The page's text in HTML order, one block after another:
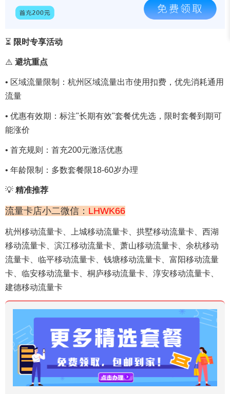
⏳ 限时专享活动
⚠️ 避坑重点
• 区域流量限制：杭州区域流量出市使用扣费，优先消耗通用
流量
• 优惠有效期：标注"长期有效"套餐优先选，限时套餐到期可
能涨价
• 首充规则：首充200元激活优惠
• 年龄限制：多数套餐限18-60岁办理
💡 精准推荐
流量卡店小二微信： LHWK66
杭州移动流量卡、上城移动流量卡、拱墅移动流量卡、西湖
移动流量卡、滨江移动流量卡、萧山移动流量卡、余杭移动
流量卡、临平移动流量卡、钱塘移动流量卡、富阳移动流量
卡、临安移动流量卡、桐庐移动流量卡、淳安移动流量卡、
建德移动流量卡